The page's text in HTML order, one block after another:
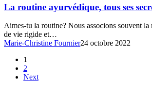
ayurvédique,
tous
ses
secrets!
La routine ayurvédique, tous ses
Aimes-tu la routine? Nous associons souvent la
de vie rigide et…
Marie-Christine Fournier24 octobre 2022
1
2
Next